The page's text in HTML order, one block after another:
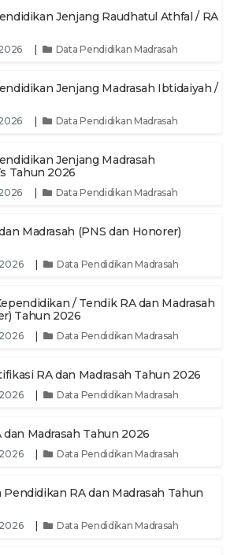
Jenjang Raudhatul Athfal / RA
| Data Pendidikan Madrasah
Jenjang Madrasah Ibtidaiyah /
| Data Pendidikan Madrasah
Jenjang Madrasah
Tahun 2026
| Data Pendidikan Madrasah
Madrasah (PNS dan Honorer)
| Data Pendidikan Madrasah
/ Tendik RA dan Madrasah
Tahun 2026
| Data Pendidikan Madrasah
RA dan Madrasah Tahun 2026
| Data Pendidikan Madrasah
dan Madrasah Tahun 2026
| Data Pendidikan Madrasah
Pendidikan RA dan Madrasah Tahun
| Data Pendidikan Madrasah